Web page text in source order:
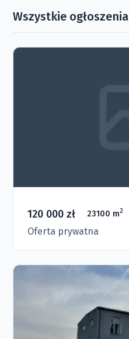
Wszystkie ogłoszenia
120 000 zł 23100 m2
Oferta prywatna